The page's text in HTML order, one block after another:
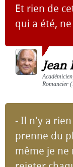
Et rien de
qui a été,
Jean
Romancier
- Il n'y a
prenne du
même je ne